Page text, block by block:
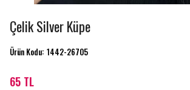
Çelik Silver Küpe
Ürün Kodu: 1442-26705
65 TL